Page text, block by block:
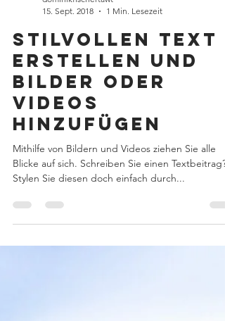
dominikfischertawt
Stilvollen Text
erstellen und
Bilder oder
Videos
hinzufügen
Mithilfe von Bildern und Videos ziehen Sie alle
Blicke auf sich. Schreiben Sie einen Textbeitrag?